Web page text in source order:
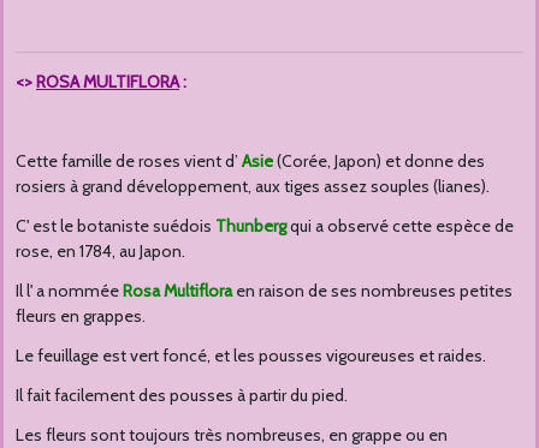
<>ROSA MULTIFLORA:
Cette famille de roses vient d’ Asie(Corée, Japon) et donne des
rosiers à grand développement, aux tiges assez souples (lianes).
C' est le botaniste suédois Thunbergqui a observé cette espèce de
rose, en 1784, au Japon.
Il l' a nomméeRosa Multifloraen raison de ses nombreuses petites
fleurs en grappes.
Le feuillage est vert foncé, et les pousses vigoureuses et raides.
Il fait facilement des pousses à partir du pied.
Les fleurs sont toujours très nombreuses, en grappe ou en